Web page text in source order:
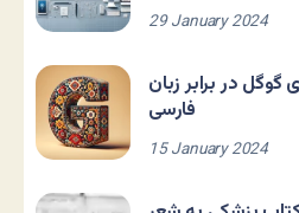
29 January 2024
در برابر زبان
فارسی
15 January 2024